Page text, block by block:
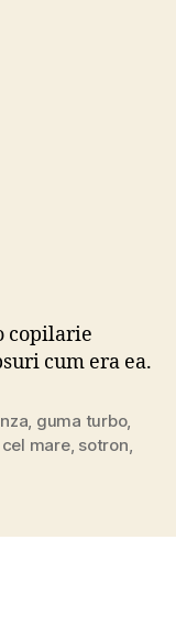
copilarie
cum era ea.
, guma turbo,
mare, sotron,